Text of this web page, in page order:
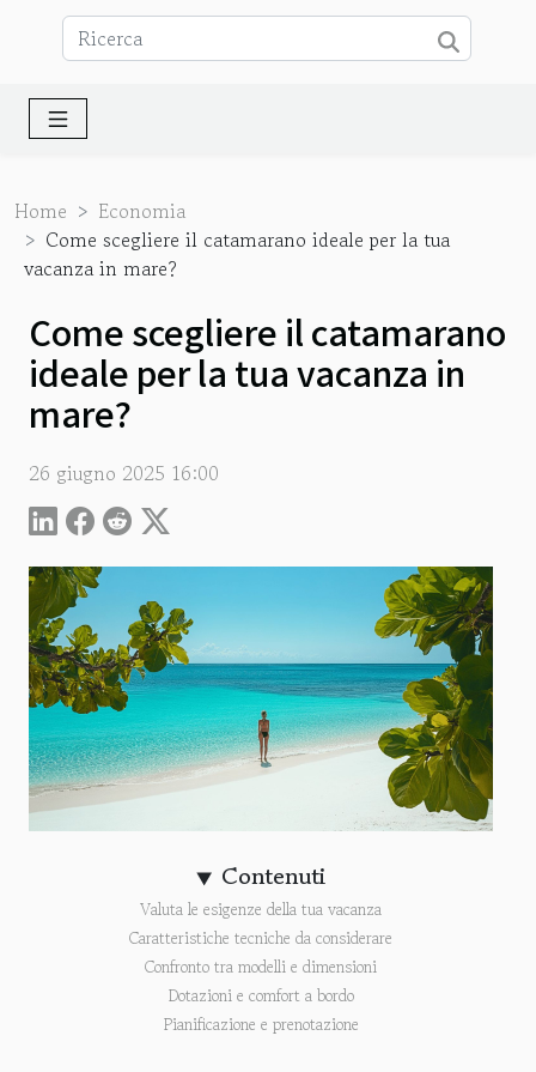
Home
Economia
Come scegliere il catamarano ideale per la tua
vacanza in mare?
Come scegliere il catamarano
ideale per la tua vacanza in
mare?
26 giugno 2025 16:00
Contenuti
Valuta le esigenze della tua vacanza
Caratteristiche tecniche da considerare
Confronto tra modelli e dimensioni
Dotazioni e comfort a bordo
Pianificazione e prenotazione